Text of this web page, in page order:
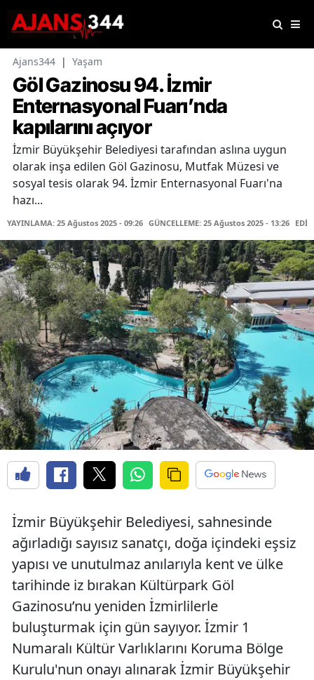
Ajans344 | Yaşam
Göl Gazinosu 94. İzmir
Enternasyonal Fuarı’nda
kapılarını açıyor
İzmir Büyükşehir Belediyesi tarafından aslına uygun
olarak inşa edilen Göl Gazinosu, Mutfak Müzesi ve
sosyal tesis olarak 94. İzmir Enternasyonal Fuarı'na
hazı...
YAYINLAMA: 25 Ağustos 2025 - 09:26 GÜNCELLEME: 25 Ağustos 2025 - 13:26
İzmir Büyükşehir Belediyesi, sahnesinde
ağırladığı sayısız sanatçı, doğa içindeki eşsiz
yapısı ve unutulmaz anılarıyla kent ve ülke
tarihinde iz bırakan Kültürpark Göl
Gazinosu’nu yeniden İzmirlilerle
buluşturmak için gün sayıyor. İzmir 1
Numaralı Kültür Varlıklarını Koruma Bölge
Kurulu'nun onayı alınarak İzmir Büyükşehir